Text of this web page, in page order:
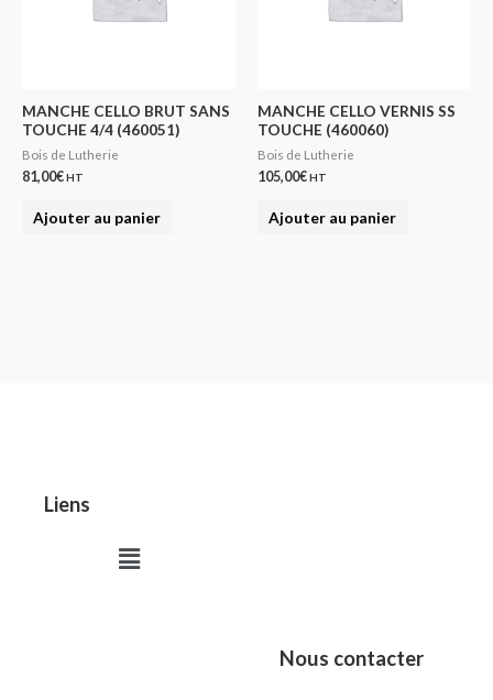
MANCHE CELLO BRUT SANS
TOUCHE 4/4 (460051)
Bois de Lutherie
81,00€HT
Ajouter au panier
MANCHE CELLO VERNIS SS
TOUCHE (460060)
Bois de Lutherie
105,00€HT
Ajouter au panier
Liens
Menu
Nous contacter